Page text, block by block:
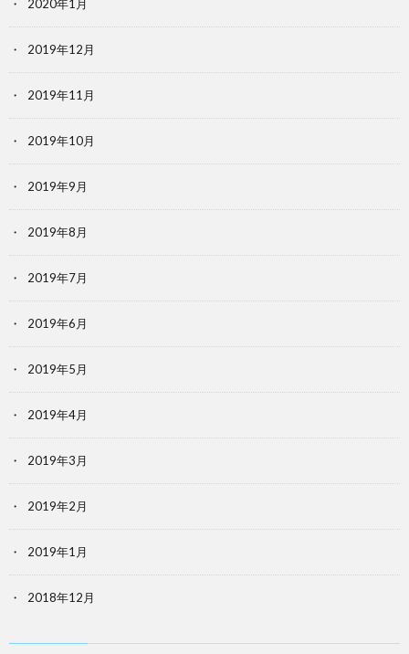
2020年1月
2019年12月
2019年11月
2019年10月
2019年9月
2019年8月
2019年7月
2019年6月
2019年5月
2019年4月
2019年3月
2019年2月
2019年1月
2018年12月